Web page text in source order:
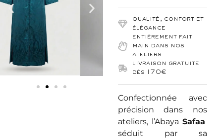
qualité, confort et
élégance
entièrement fait
main dans nos
ateliers
livraison gratuite
dés 170€
Confectionnée avec
précision dans nos
ateliers, l’Abaya Safaa
séduit par sa